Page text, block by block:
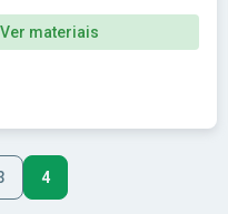
Ver materiais
4